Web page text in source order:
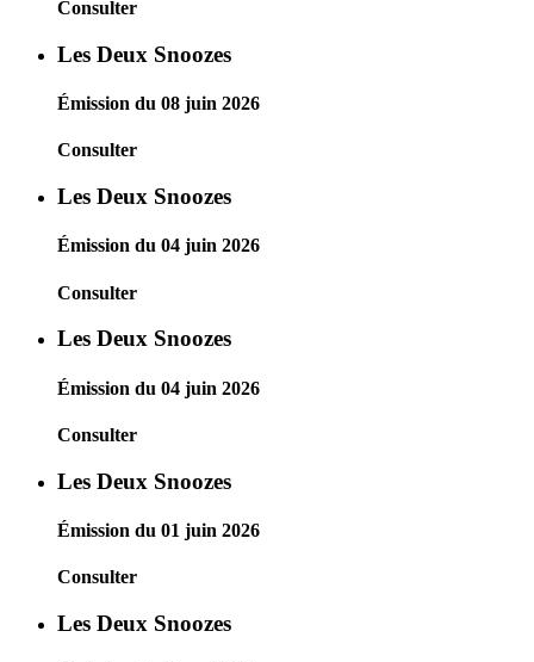
Consulter
Les Deux Snoozes
Émission du 08 juin 2026
Consulter
Les Deux Snoozes
Émission du 04 juin 2026
Consulter
Les Deux Snoozes
Émission du 04 juin 2026
Consulter
Les Deux Snoozes
Émission du 01 juin 2026
Consulter
Les Deux Snoozes